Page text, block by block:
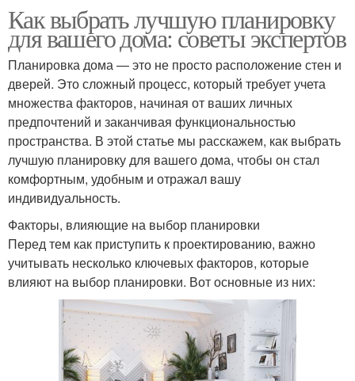
Как выбрать лучшую планировку
для вашего дома: советы экспертов
Планировка дома — это не просто расположение стен и
дверей. Это сложный процесс, который требует учета
множества факторов, начиная от ваших личных
предпочтений и заканчивая функциональностью
пространства. В этой статье мы расскажем, как выбрать
лучшую планировку для вашего дома, чтобы он стал
комфортным, удобным и отражал вашу
индивидуальность.
Факторы, влияющие на выбор планировки
Перед тем как приступить к проектированию, важно
учитывать несколько ключевых факторов, которые
влияют на выбор планировки. Вот основные из них: